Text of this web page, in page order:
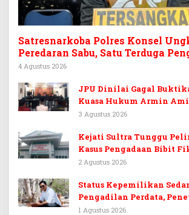
Satresnarkoba Polres Konsel
Peredaran Sabu, Satu Terduga
Tinanggea Ditangkap
4 Agustus 2026
JPU Dinilai Gagal
Kuasa Hukum Armin
Pledoi dan Minta Putusan
3 Agustus 2026
Kejati Sultra Tunggu
Kasus Pengadaan Bibit
2 Agustus 2026
Status Kepemilikan
Pengadilan Perdata,
Tersangka Dr. Ruksamin
1 Agustus 2026